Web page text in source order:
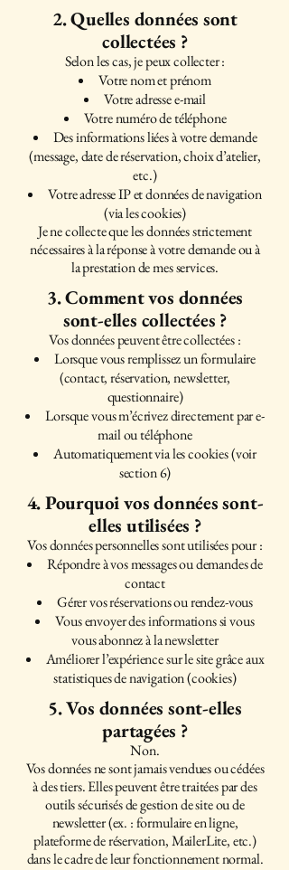
2. Quelles données sont
collectées ?
Selon les cas, je peux collecter :
Votre nom et prénom
Votre adresse e-mail
Votre numéro de téléphone
Des informations liées à votre demande
(message, date de réservation, choix d’atelier,
etc.)
Votre adresse IP et données de navigation
(via les cookies)
Je ne collecte que les données strictement
nécessaires à la réponse à votre demande ou à
la prestation de mes services.
3. Comment vos données
sont-elles collectées ?
Vos données peuvent être collectées :
Lorsque vous remplissez un formulaire
(contact, réservation, newsletter,
questionnaire)
Lorsque vous m’écrivez directement par e-
mail ou téléphone
Automatiquement via les cookies (voir
section 6)
4. Pourquoi vos données sont-
elles utilisées ?
Vos données personnelles sont utilisées pour :
Répondre à vos messages ou demandes de
contact
Gérer vos réservations ou rendez-vous
Vous envoyer des informations si vous
vous abonnez à la newsletter
Améliorer l’expérience sur le site grâce aux
statistiques de navigation (cookies)
5. Vos données sont-elles
partagées ?
Non.
Vos données ne sont jamais vendues ou cédées
à des tiers. Elles peuvent être traitées par des
outils sécurisés de gestion de site ou de
newsletter (ex. : formulaire en ligne,
plateforme de réservation, MailerLite, etc.)
dans le cadre de leur fonctionnement normal.